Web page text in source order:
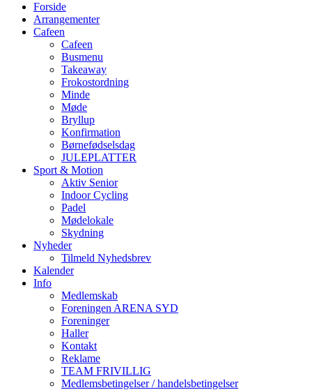
Forside
Arrangementer
Cafeen
Cafeen
Busmenu
Takeaway
Frokostordning
Minde
Møde
Bryllup
Konfirmation
Børnefødselsdag
JULEPLATTER
Sport & Motion
Aktiv Senior
Indoor Cycling
Padel
Mødelokale
Skydning
Nyheder
Tilmeld Nyhedsbrev
Kalender
Info
Medlemskab
Foreningen ARENA SYD
Foreninger
Haller
Kontakt
Reklame
TEAM FRIVILLIG
Medlemsbetingelser / handelsbetingelser